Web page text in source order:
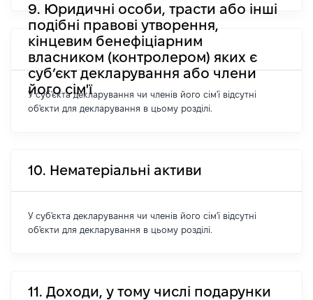
9. Юридичні особи, трасти або інші
подібні правові утворення,
кінцевим бенефіціарним
власником (контролером) яких є
суб’єкт декларування або члени
його сім'ї
У суб'єкта декларування чи членів його сім'ї відсутні
об'єкти для декларування в цьому розділі.
10. Нематеріальні активи
У суб'єкта декларування чи членів його сім'ї відсутні
об'єкти для декларування в цьому розділі.
11. Доходи, у тому числі подарунки